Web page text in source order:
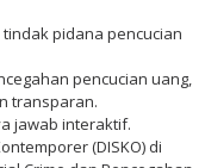
pidana pencucian
pencucian uang,
transparan.
jawab interaktif.
(DISKO) di